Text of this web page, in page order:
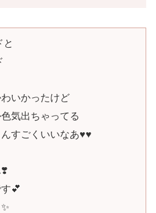
と
いかったけど
気出ちゃってる
すごくいいなあ♥︎♥︎
❣️
💕